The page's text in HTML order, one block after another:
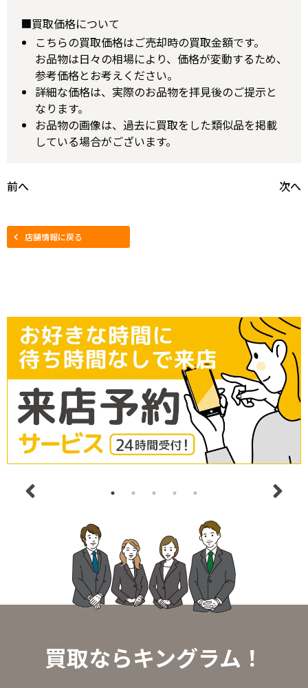
■買取価格について
こちらの買取価格はご売却時の買取金額です。
お品物は日々の相場により、価格が変動するため、
参考価格とお考えください。
詳細な価格は、実際のお品物を拝見後のご提示と
なります。
お品物の画像は、過去に買取をした類似品を掲載
している場合がございます。
前へ 次へ
店舗情報に戻る
買取ならキングラム！